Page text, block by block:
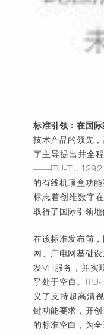
标准引领：在国际
技术产品的领先
字主导提出并全
——ITU-T J.1292
的有线机顶盒功
标志着创维数字
取得了国际引领地
在该标准发布前
网、广电网基础
发VR服务，并实
乎处于空白。
义了支持超高清
键功能要求，开
的标准空白，为